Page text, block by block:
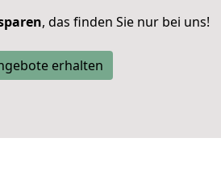
, das finden Sie nur bei uns!
erhalten